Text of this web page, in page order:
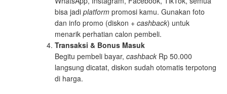
bisa jadi platform promosi kamu. Gunakan foto
dan info promo (diskon + cashback) untuk
menarik perhatian calon pembeli.
Transaksi & Bonus Masuk
Begitu pembeli bayar, cashback Rp 50.000
langsung dicatat, diskon sudah otomatis terpotong
di harga.